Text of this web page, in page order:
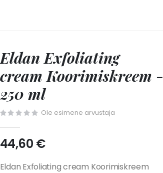
Eldan Exfoliating
cream Koorimiskreem -
250 ml
Ole esimene arvustaja
44,60 €
Eldan Exfoliating cream Koorimiskreem